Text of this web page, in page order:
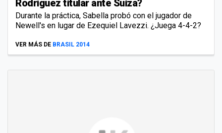
Rodríguez titular ante Suiza?
Durante la práctica, Sabella probó con el jugador de
Newell's en lugar de Ezequiel Lavezzi. ¿Juega 4-4-2?
VER MÁS DE BRASIL 2014